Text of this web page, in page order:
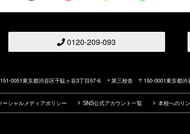
0120-209-093
0051東京都渋谷区千駄ヶ谷3丁目57-6 ＊第三校舎 〒150-0001東京都渋
ーシャルメディアポリシー SNS公式アカウント一覧 本校へのリ